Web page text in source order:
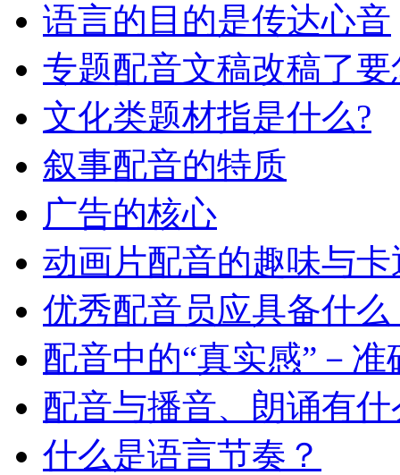
语言的目的是传达心音
专题配音文稿改稿了
文化类题材指是什么?
叙事配音的特质
广告的核心
动画片配音的趣味与卡
优秀配音员应具备什么
配音中的“真实感”－准
配音与播音、朗诵有什
什么是语言节奏？